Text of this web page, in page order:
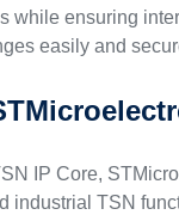
while ensuring
easily and
IP Core,
industrial TSN